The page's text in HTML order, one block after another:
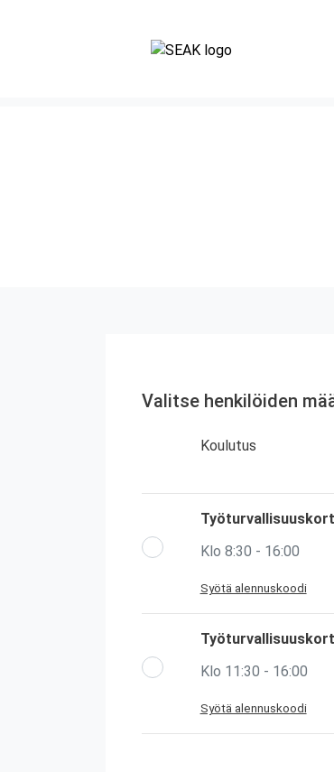
Valitse henkilöiden
Koulutus
Klo 8:30 - 16:00
Syötä alennuskoodi
Klo 11:30 - 16:00
Syötä alennuskoodi